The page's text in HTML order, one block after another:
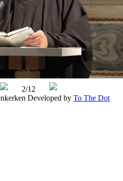
2/12
Developed by To The Dot